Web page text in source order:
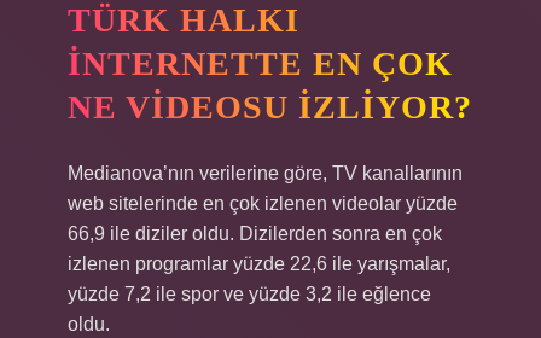
TÜRK HALKI
INTERNETTE EN ÇOK
NE VIDEOSU IZLIYOR?
Medianova’nın verilerine göre, TV kanallarının
web sitelerinde en çok izlenen videolar yüzde
66,9 ile diziler oldu. Dizilerden sonra en çok
izlenen programlar yüzde 22,6 ile yarışmalar,
yüzde 7,2 ile spor ve yüzde 3,2 ile eğlence
oldu.